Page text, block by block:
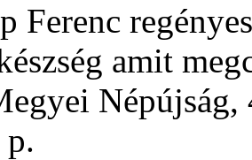
Ferenc
amit